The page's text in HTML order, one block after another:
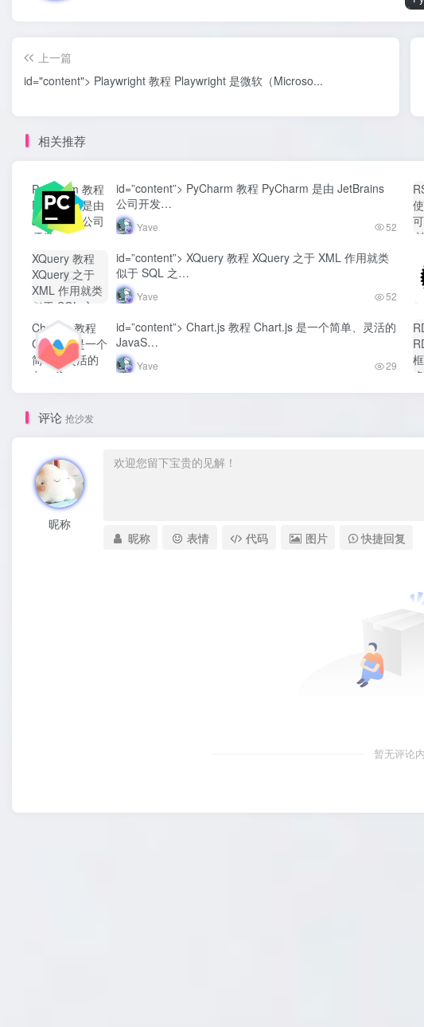
上一篇
id="content"> Playwright 教程 Playwright 是微软（Microso...
相关推荐
PyCharm 教程
PyCharm 是由
JetBrains 公司
开发...-
Yave520-专业
开发者社区"
class="lazyload
fit-cover
id=”content”> PyCharm 教程 PyCharm 是由 JetBrains
公司开发…
Yave 52
区"
XQuery 教程
XQuery 之于
XML 作用就类
似于 SQL 之...-
Yave520-专业
开发者社区"
class="lazyload
fit-cover
id=”content”> XQuery 教程 XQuery 之于 XML 作用就类
似于 SQL 之…
Yave 52
Chart.js 教程
Chart.js 是一个
简单、灵活的
JavaS...-
class="lazyload
radius8">
id=”content”> Chart.js 教程 Chart.js 是一个简单、灵活的
JavaS…
Yave 29
评论 抢沙发
昵称
昵称
表情 代码 图片 快捷回复
暂无评论